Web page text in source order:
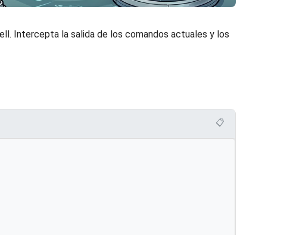
Intercepta la salida de los comandos actuales y los
📋